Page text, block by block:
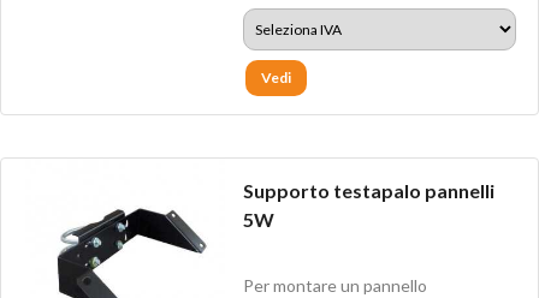
Vedi
Supporto testapalo pannelli
5W
Per montare un pannello